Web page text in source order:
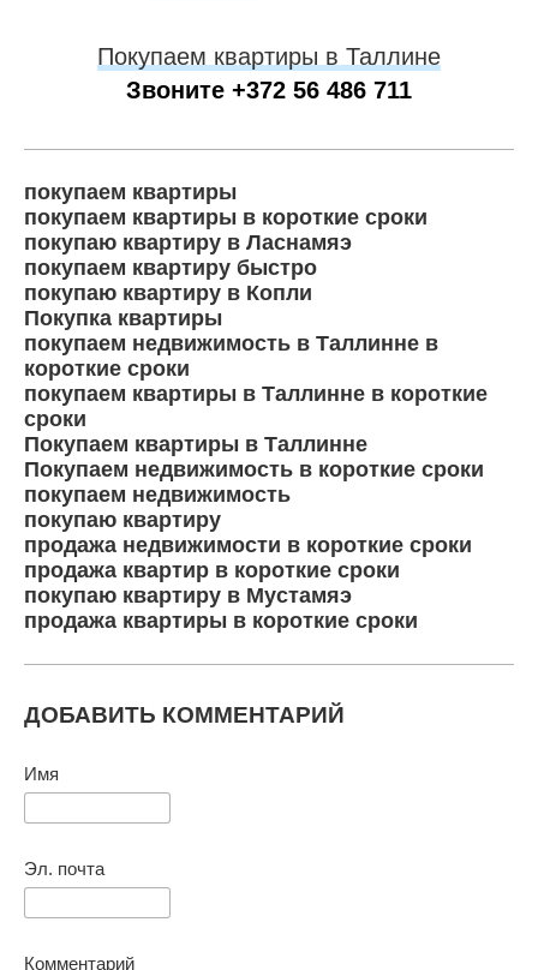
Покупаем квартиры в Таллине
Звоните +372 56 486 711
покупаем квартиры
покупаем квартиры в короткие сроки
покупаю квартиру в Ласнамяэ
покупаем квартиру быстро
покупаю квартиру в Копли
Покупка квартиры
покупаем недвижимость в Таллинне в
короткие сроки
покупаем квартиры в Таллинне в короткие
сроки
Покупаем квартиры в Таллинне
Покупаем недвижимость в короткие сроки
покупаем недвижимость
покупаю квартиру
продажа недвижимости в короткие сроки
продажа квартир в короткие сроки
покупаю квартиру в Мустамяэ
продажа квартиры в короткие сроки
ДОБАВИТЬ КОММЕНТАРИЙ
Имя
Эл. почта
Комментарий